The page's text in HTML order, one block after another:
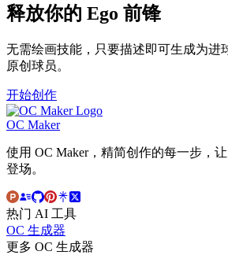
释放你的 Ego 前锋
无需绘画技能，只要描述即可生成为进
原创球员。
开始创作
OC Maker
使用 OC Maker，精简创作的每一步，
登场。
热门 AI 工具
OC 生成器
更多 OC 生成器